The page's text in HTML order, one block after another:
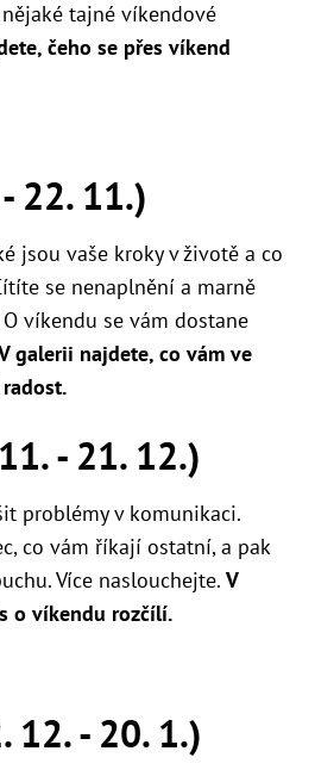
tajné víkendové
čeho se přes víkend
22. 11.)
jsou vaše kroky v životě a co
se nenaplnění a marně
víkendu se vám dostane
galerii najdete, co vám ve
- 21. 12.)
problémy v komunikaci.
co vám říkají ostatní, a pak
Více naslouchejte. V
o víkendu rozčílí.
12. - 20. 1.)